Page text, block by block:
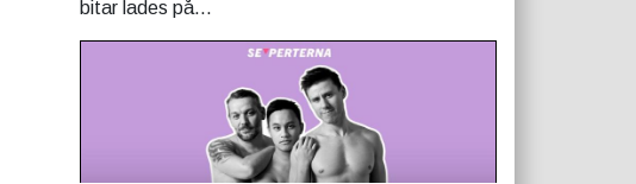
bitar lades på...